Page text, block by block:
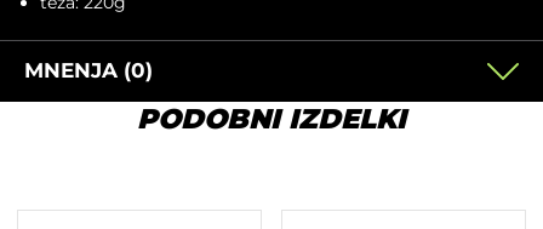
MNENJA (0)
PODOBNI IZDELKI